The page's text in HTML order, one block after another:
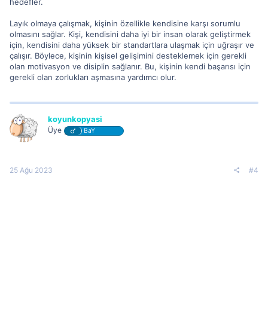
Layık olmaya çalışmak, kişinin özellikle kendisine karşı sorumlu
olmasını sağlar. Kişi, kendisini daha iyi bir insan olarak geliştirmek
için, kendisini daha yüksek bir standartlara ulaşmak için uğraşır ve
çalışır. Böylece, kişinin kişisel gelişimini desteklemek için gerekli
olan motivasyon ve disiplin sağlanır. Bu, kişinin kendi başarısı için
gerekli olan zorlukları aşmasına yardımcı olur.
koyunkopyasi
Üye BaY
25 Ağu 2023 #4